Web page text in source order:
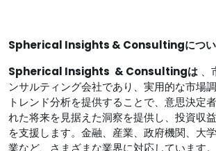
Spherical Insights & Consultingにつ
Spherical Insights & Consultingは 、
ンサルティング会社であり、実用的な市場
トレンド分析を提供することで、意思決定
れた将来を見据えた洞察を提供し、投資収
を支援します。金融、産業、政府機関、大
業など、さまざまな業界に対応しています